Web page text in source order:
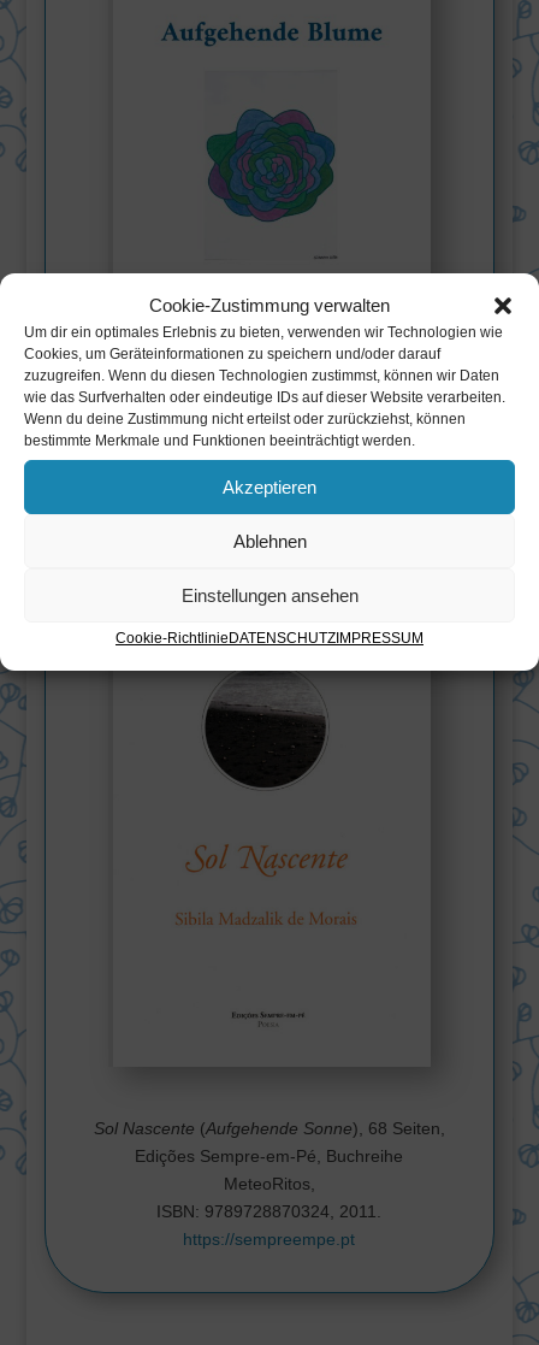
Cookie-Zustimmung verwalten
Um dir ein optimales Erlebnis zu bieten, verwenden wir Technologien wie
Cookies, um Geräteinformationen zu speichern und/oder darauf
zuzugreifen. Wenn du diesen Technologien zustimmst, können wir Daten
wie das Surfverhalten oder eindeutige IDs auf dieser Website verarbeiten.
Wenn du deine Zustimmung nicht erteilst oder zurückziehst, können
bestimmte Merkmale und Funktionen beeinträchtigt werden.
Akzeptieren
Ablehnen
Einstellungen ansehen
Cookie-Richtlinie DATENSCHUTZ IMPRESSUM
Aufgehende Blume, 94 Seiten, Books on
Sol Nascente (Aufgehende Sonne), 68 Seiten,
Edições Sempre-em-Pé, Buchreihe
MeteoRitos,
ISBN: 9789728870324, 2011.
https://sempreempe.pt